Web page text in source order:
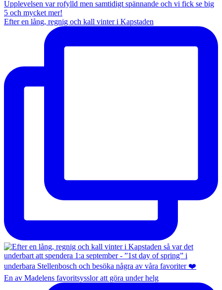
Efter en lång, regnig och kall vinter i Kapstaden
En av Madelens favoritsysslor att göra under helg